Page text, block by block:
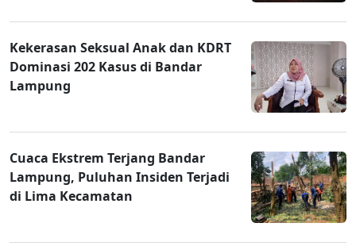
Kekerasan Seksual Anak dan KDRT
Dominasi 202 Kasus di Bandar
Lampung
Cuaca Ekstrem Terjang Bandar
Lampung, Puluhan Insiden Terjadi
di Lima Kecamatan